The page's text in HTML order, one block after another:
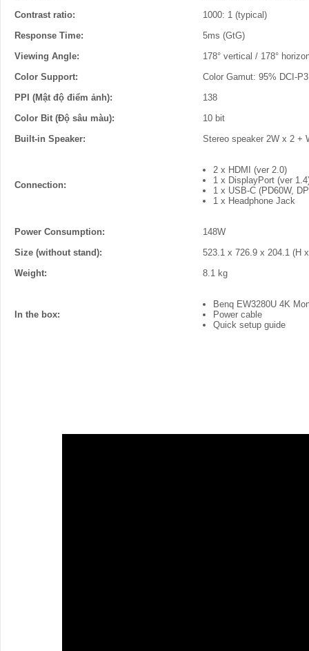
Contrast ratio:
1000: 1 (typical)
Response Time:
5ms (GtG)
Viewing Angle:
178° vertical / 178°
Color Support:
Color Gamut: 95% DCI-P3
PPI (Mật độ điểm ảnh):
138
Color Bit (Độ sâu màu):
10 bit
Built-in Speaker:
Stereo speaker 2W x 2 +
Connection:
2 x HDMI (ver 2.0)
1 x DisplayPort (ver
1 x USB-C (PD60W,
1 x Headphone Jack
Power Consumption:
148W
Size (without stand):
523.1 x 726.9 x 204.1 (H
Weight:
8.1 kg
In the box:
Benq EW3280U 4K
Power cable
Quick setup guide